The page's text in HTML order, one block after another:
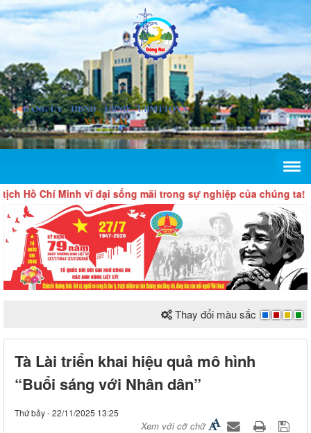
Chí Minh vĩ đại sống mãi trong sự nghiệp của chúng ta!
Thay đổi màu sắc
Tà Lài triển khai hiệu quả mô hình
“Buổi sáng với Nhân dân”
Thứ bảy - 22/11/2025 13:25
Xem với cỡ chữ